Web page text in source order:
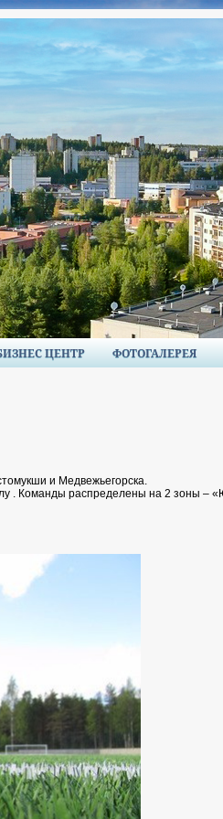
ЦЕНТР ФОТОГАЛЕРЕЯ
и Медвежьегорска.
. Команды распределены на 2 зоны –